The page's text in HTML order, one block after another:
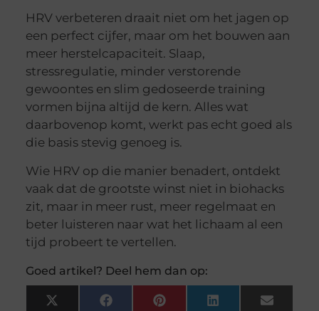
HRV verbeteren draait niet om het jagen op
een perfect cijfer, maar om het bouwen aan
meer herstelcapaciteit. Slaap,
stressregulatie, minder verstorende
gewoontes en slim gedoseerde training
vormen bijna altijd de kern. Alles wat
daarbovenop komt, werkt pas echt goed als
die basis stevig genoeg is.
Wie HRV op die manier benadert, ontdekt
vaak dat de grootste winst niet in biohacks
zit, maar in meer rust, meer regelmaat en
beter luisteren naar wat het lichaam al een
tijd probeert te vertellen.
Goed artikel? Deel hem dan op:
X
FacebookPinterestLinkedInEmail